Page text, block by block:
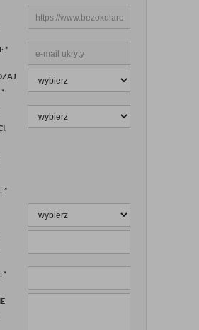
*
*
*
*